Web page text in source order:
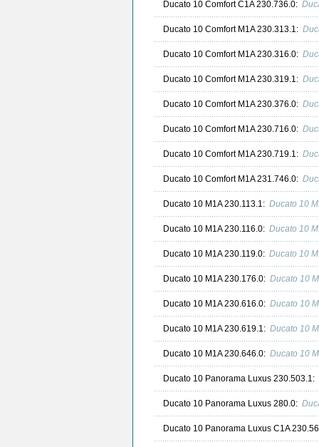
Ducato 10 Comfort C1A 230.736.0:
Ducato 10 Comfort M1A 230.313.1:
Ducato 10 Comfort M1A 230.316.0:
Ducato 10 Comfort M1A 230.319.1:
Ducato 10 Comfort M1A 230.376.0:
Ducato 10 Comfort M1A 230.716.0:
Ducato 10 Comfort M1A 230.719.1:
Ducato 10 Comfort M1A 231.746.0:
Ducato 10 M1A 230.113.1: Ducato 10
Ducato 10 M1A 230.116.0: Ducato 10
Ducato 10 M1A 230.119.0: Ducato 10
Ducato 10 M1A 230.176.0: Ducato 10
Ducato 10 M1A 230.616.0: Ducato 10
Ducato 10 M1A 230.619.1: Ducato 10
Ducato 10 M1A 230.646.0: Ducato 10
Ducato 10 Panorama Luxus 230.503.1:
Ducato 10 Panorama Luxus 280.0:
Ducato 10 Panorama Luxus C1A